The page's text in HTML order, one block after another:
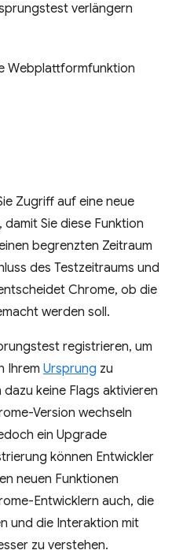
verlängern
Webplattformfunktion
Zugriff auf eine neue
Sie diese Funktion
begrenzten Zeitraum
des Testzeitraums und
Chrome, ob die
werden soll.
registrieren, um
Ihrem Ursprung zu
keine Flags aktivieren
Version wechseln
ein Upgrade
können Entwickler
neuen Funktionen
Entwicklern auch, die
und die Interaktion mit
zu verstehen.